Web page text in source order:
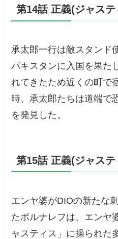
第14話 正義(ジャステ
承太郎一行は敵スタンド
パキスタンに入国を果た
れてきたため近くの町で
時、承太郎たちは道端で
を発見した。
第15話 正義(ジャステ
エンヤ婆がDIOの新たな
たポルナレフは、エンヤ
ャスティス」に操られた